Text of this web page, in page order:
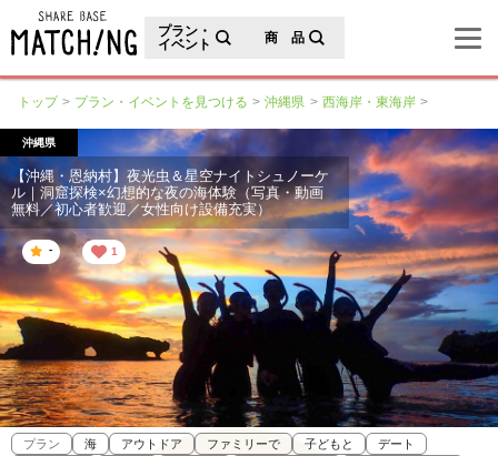
プラン・
イベント
商 品
トップ プラン・イベントを見つける 沖縄県 西海岸・東海岸
沖縄県
【沖縄・恩納村】夜光虫＆星空ナイトシュノーケ
ル｜洞窟探検×幻想的な夜の海体験（写真・動画
無料／初心者歓迎／女性向け設備充実）
- 1
プラン 海 アウトドア ファミリーで 子どもと
デート